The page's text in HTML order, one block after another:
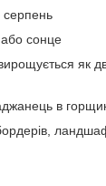
серпень
або сонце
як
в